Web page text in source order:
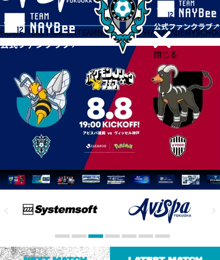
閉じる
HOMETICKETMATCHTEAMNEWSGOODSFANACADEMY